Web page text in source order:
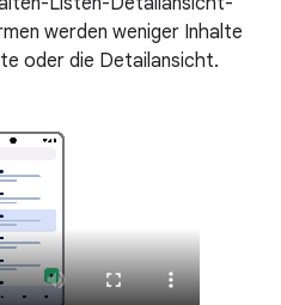
werden weniger Inhalte
oder die Detailansicht.